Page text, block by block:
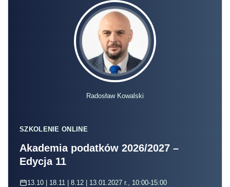
Radosław Kowalski
SZKOLENIE ONLINE
Akademia podatków 2026/2027 –
Edycja 11
13.10 | 18.11 | 8.12 | 13.01.2027 r., 10:00-15:00